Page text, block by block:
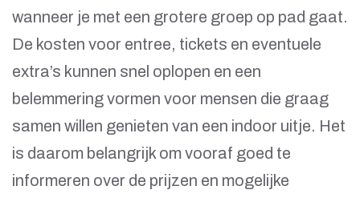
wanneer je met een grotere groep op pad gaat.
De kosten voor entree, tickets en eventuele
extra’s kunnen snel oplopen en een
belemmering vormen voor mensen die graag
samen willen genieten van een indoor uitje. Het
is daarom belangrijk om vooraf goed te
informeren over de prijzen en mogelijke